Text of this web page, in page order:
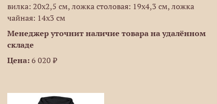
вилка: 20х2,5 см, ложка столовая: 19х4,3 см, ложка
чайная: 14х3 см
Менеджер уточнит наличие товара на удалённом
складе
Цена: 6 020 ₽